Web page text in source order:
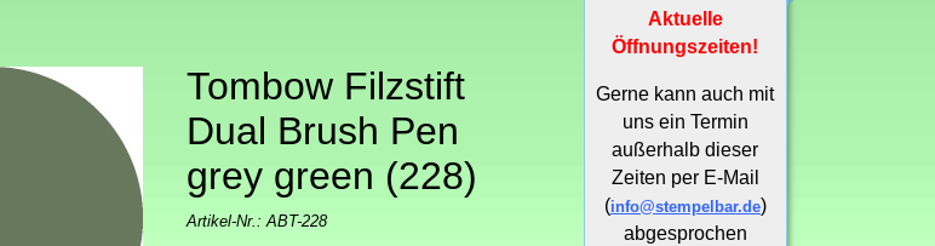
Tombow Filzstift
Dual Brush Pen
grey green (228)
Artikel-Nr.:ABT-228
Aktuelle
Öffnungszeiten!
Gerne kann auch mit
uns ein Termin
außerhalb dieser
Zeiten per E-Mail
(info@stempelbar.de)
abgesprochen